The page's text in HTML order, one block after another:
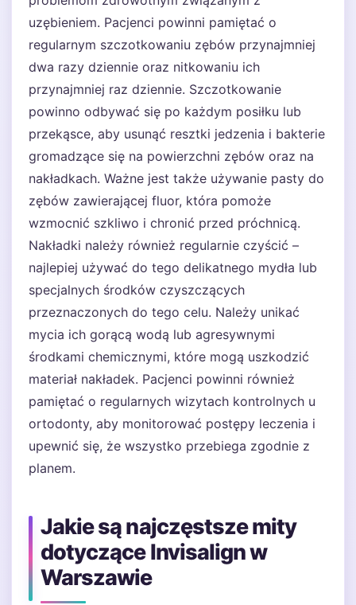
uzębieniem. Pacjenci powinni pamiętać o
regularnym szczotkowaniu zębów przynajmniej
dwa razy dziennie oraz nitkowaniu ich
przynajmniej raz dziennie. Szczotkowanie
powinno odbywać się po każdym posiłku lub
przekąsce, aby usunąć resztki jedzenia i bakterie
gromadzące się na powierzchni zębów oraz na
nakładkach. Ważne jest także używanie pasty do
zębów zawierającej fluor, która pomoże
wzmocnić szkliwo i chronić przed próchnicą.
Nakładki należy również regularnie czyścić –
najlepiej używać do tego delikatnego mydła lub
specjalnych środków czyszczących
przeznaczonych do tego celu. Należy unikać
mycia ich gorącą wodą lub agresywnymi
środkami chemicznymi, które mogą uszkodzić
materiał nakładek. Pacjenci powinni również
pamiętać o regularnych wizytach kontrolnych u
ortodonty, aby monitorować postępy leczenia i
upewnić się, że wszystko przebiega zgodnie z
planem.
Jakie są najczęstsze mity
dotyczące Invisalign w
Warszawie